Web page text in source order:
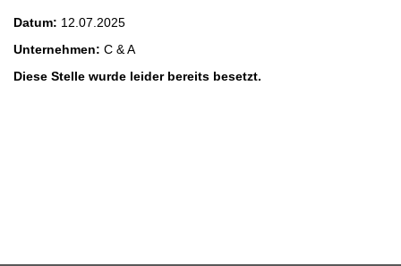
Datum: 12.07.2025
Unternehmen: C & A
Diese Stelle wurde leider bereits besetzt.